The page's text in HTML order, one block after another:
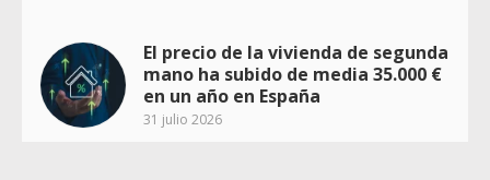
El precio de la vivienda de segunda
mano ha subido de media 35.000 €
en un año en España
31 julio 2026